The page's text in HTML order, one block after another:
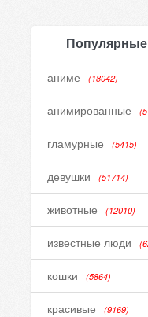
Популярные
аниме (18042)
анимированные
гламурные (5415)
девушки (51714)
животные (12010)
известные люди
кошки (5864)
красивые (9169)